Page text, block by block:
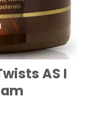
AS I